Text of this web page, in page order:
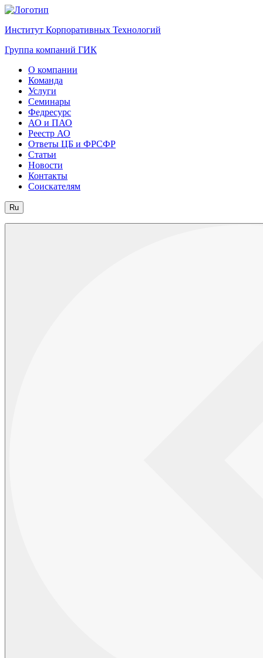
Институт Корпоративных Технологий
Группа компаний ГИК
О компании
Команда
Услуги
Семинары
Федресурс
АО и ПАО
Реестр АО
Ответы ЦБ и ФРСФР
Статьи
Новости
Контакты
Соискателям
Ru